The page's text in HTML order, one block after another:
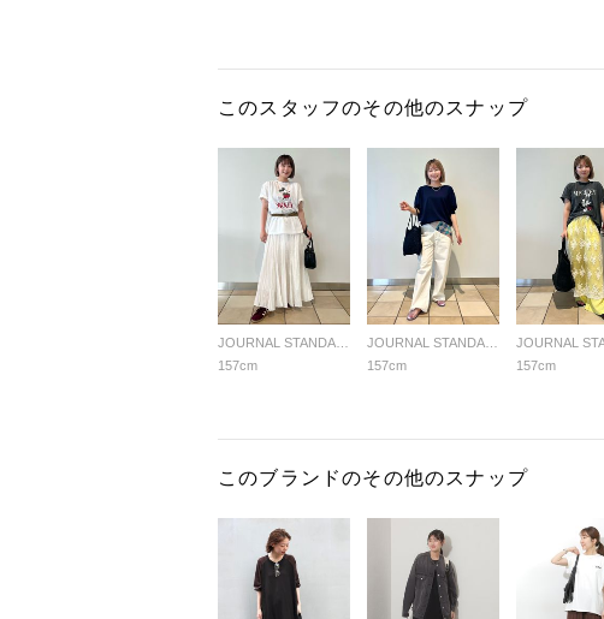
このスタッフのその他のスナップ
157cm
157cm
157cm
このブランドのその他のスナップ